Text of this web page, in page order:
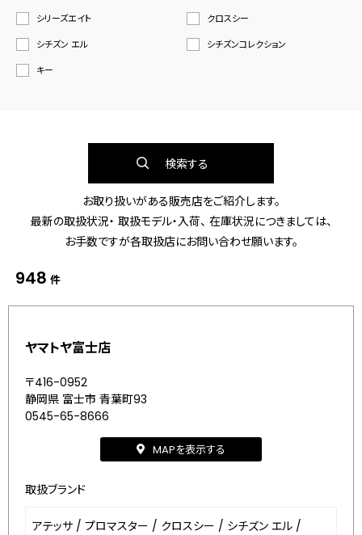
シリーズエイト
クロスシー
シチズン エル
シチズンコレクション
キー
検索する
お取り扱いがある販売店をご紹介します。
最新の取扱状況・ 取扱モデル・入荷、 在庫状況につきましては、
お手数ですが各取扱店にお問い合わせ願います。
948 件
ヤマトヤ富士店
〒416-0952
静岡県 富士市 青葉町93
0545-65-8666
MAPを表示する
取扱ブランド
アテッサ / プロマスター / クロスシー / シチズン エル /